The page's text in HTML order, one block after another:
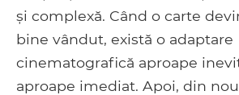
și complexă. Când o carte
bine vândut, există o adaptare
cinematografică aproape
aproape imediat. Apoi, din